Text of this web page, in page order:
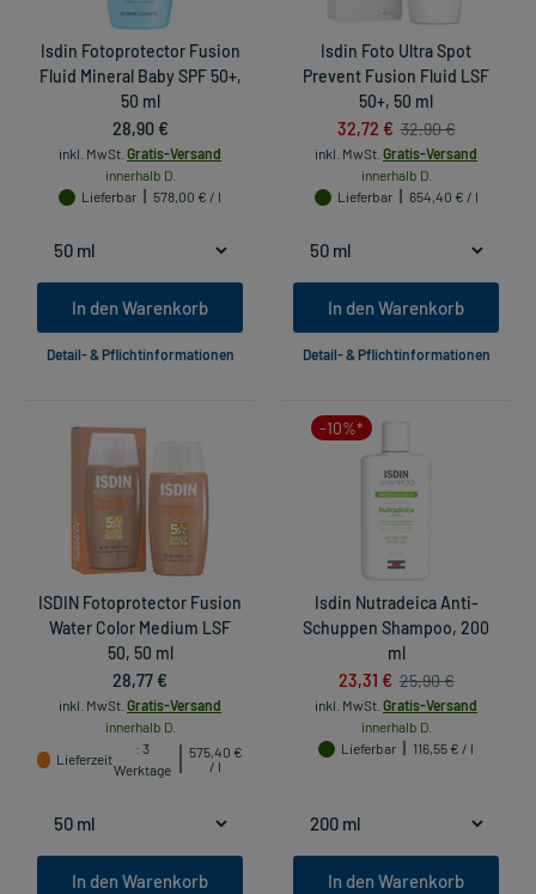
Isdin Fotoprotector Fusion
Fluid Mineral Baby SPF 50+,
50 ml
28,90 €
inkl. MwSt. Gratis-Versand
innerhalb D.
Lieferbar
578,00 € / l
In den Warenkorb
Detail- & Pflichtinformationen
Isdin Foto Ultra Spot
Prevent Fusion Fluid LSF
50+, 50 ml
32,72 € 32,90 €
inkl. MwSt. Gratis-Versand
innerhalb D.
Lieferbar
654,40 € / l
In den Warenkorb
Detail- & Pflichtinformationen
ISDIN Fotoprotector Fusion
Water Color Medium LSF
50, 50 ml
28,77 €
inkl. MwSt. Gratis-Versand
innerhalb D.
Lieferzeit
: 3
Werktage
575,40 €
/ l
In den Warenkorb
-10%*
Isdin Nutradeica Anti-
Schuppen Shampoo, 200
ml
23,31 € 25,90 €
inkl. MwSt. Gratis-Versand
innerhalb D.
Lieferbar
116,55 € / l
In den Warenkorb